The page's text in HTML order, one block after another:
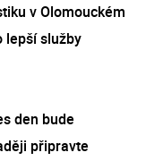
v Olomouckém
lepší služby
den bude
připravte